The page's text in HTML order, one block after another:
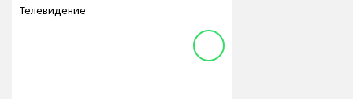
Телевидение